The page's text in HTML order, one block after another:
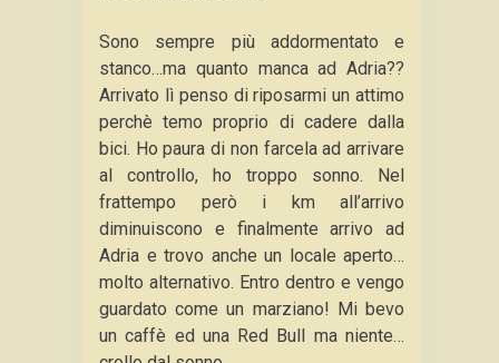
Sono sempre più addormentato e
stanco…ma quanto manca ad Adria??
Arrivato lì penso di riposarmi un attimo
perchè temo proprio di cadere dalla
bici. Ho paura di non farcela ad arrivare
al controllo, ho troppo sonno. Nel
frattempo però i km all’arrivo
diminuiscono e finalmente arrivo ad
Adria e trovo anche un locale aperto…
molto alternativo. Entro dentro e vengo
guardato come un marziano! Mi bevo
un caffè ed una Red Bull ma niente…